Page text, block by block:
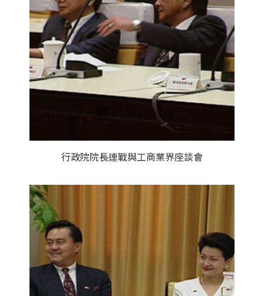
行政院院長連戰與工商業界座談會